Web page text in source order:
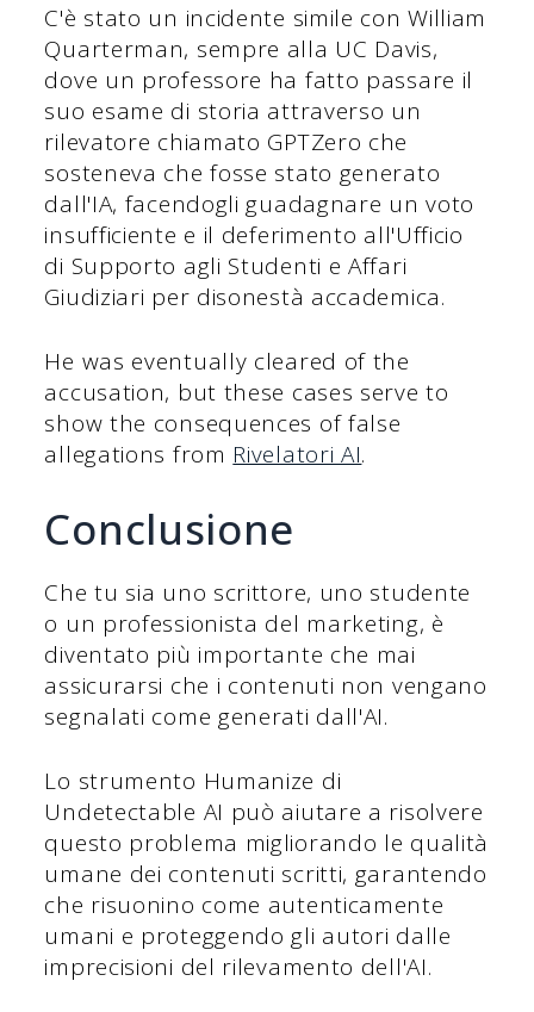
C'è stato un incidente simile con William
Quarterman, sempre alla UC Davis,
dove un professore ha fatto passare il
suo esame di storia attraverso un
rilevatore chiamato GPTZero che
sosteneva che fosse stato generato
dall'IA, facendogli guadagnare un voto
insufficiente e il deferimento all'Ufficio
di Supporto agli Studenti e Affari
Giudiziari per disonestà accademica.
He was eventually cleared of the
accusation, but these cases serve to
show the consequences of false
allegations from Rivelatori AI.
Conclusione
Che tu sia uno scrittore, uno studente
o un professionista del marketing, è
diventato più importante che mai
assicurarsi che i contenuti non vengano
segnalati come generati dall'AI.
Lo strumento Humanize di
Undetectable AI può aiutare a risolvere
questo problema migliorando le qualità
umane dei contenuti scritti, garantendo
che risuonino come autenticamente
umani e proteggendo gli autori dalle
imprecisioni del rilevamento dell'AI.